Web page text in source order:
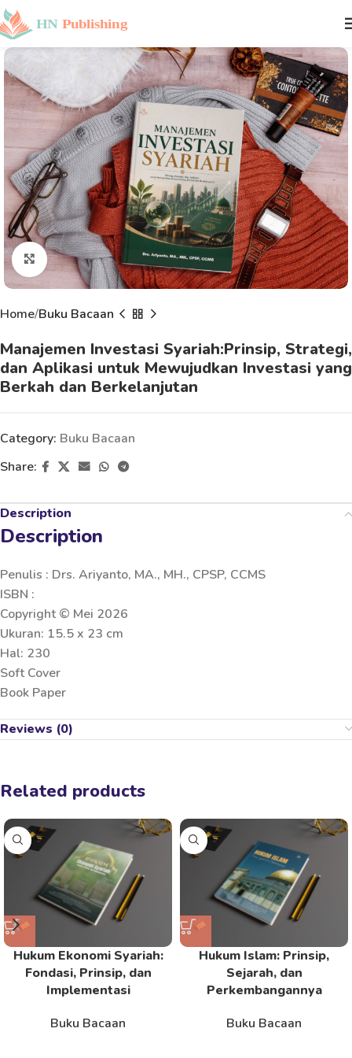
Click to enlarge
Home Buku Bacaan
Manajemen Investasi Syariah:Prinsip, Strategi,
dan Aplikasi untuk Mewujudkan Investasi yang
Berkah dan Berkelanjutan
Category: Buku Bacaan
Share:
Description
Description
Penulis : Drs. Ariyanto, MA., MH., CPSP, CCMS
ISBN :
Copyright © Mei 2026
Ukuran: 15.5 x 23 cm
Hal: 230
Soft Cover
Book Paper
Reviews (0)
Related products
Hukum Ekonomi Syariah:
Fondasi, Prinsip, dan
Implementasi
Buku Bacaan
Hukum Islam: Prinsip,
Sejarah, dan
Perkembangannya
Buku Bacaan